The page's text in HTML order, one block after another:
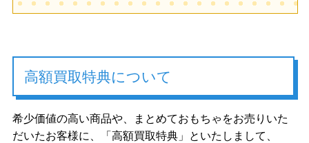
高額買取特典について
希少価値の高い商品や、まとめておもちゃをお売りいた
だいたお客様に、「高額買取特典」といたしまして、